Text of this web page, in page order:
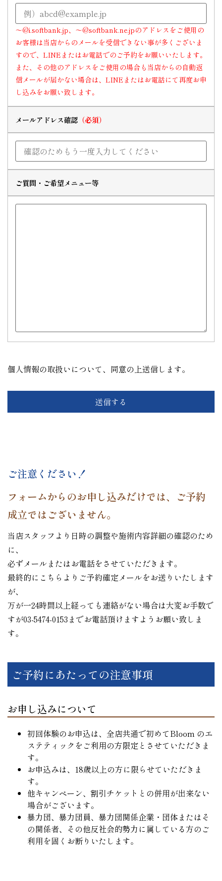
～@i.softbank.jp、～@softbank.ne.jpのアドレスをご使用の
お客様は当店からのメールを受信できない事が多くございま
すので、LINEまたはお電話でのご予約をお願いいたします。
また、その他のアドレスをご使用の場合も当店からの自動返
信メールが届かない場合は、LINEまたはお電話にて再度お申
し込みをお願い致します。
メールアドレス確認
ご質問・ご希望メニュー等
個人情報の取扱いについて、同意の上送信します。
ご注意ください！
フォームからのお申し込みだけでは、ご予約
成立ではございません。
当店スタッフより日時の調整や施術内容詳細の確認のため
に、
必ずメールまたはお電話をさせていただきます。
最終的にこちらよりご予約確定メールをお送りいたします
が、
万が一24時間以上経っても連絡がない場合は大変お手数で
すが03-5474-0153までお電話頂けますようお願い致しま
す。
ご予約にあたっての注意事項
お申し込みについて
初回体験のお申込は、全店共通で初めてBloom のエ
ステティックをご利用の方限定とさせていただきま
す。
お申込みは、18歳以上の方に限らせていただきま
す。
他キャンペーン、割引チケットとの併用が出来ない
場合がございます。
暴力団、暴力団員、暴力団関係企業・団体またはそ
の関係者、その他反社会的勢力に属している方のご
利用を固くお断りいたします。